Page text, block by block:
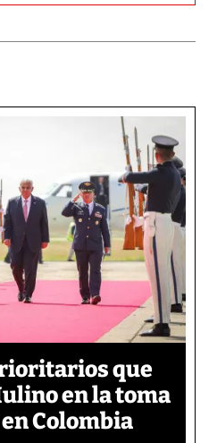
que
en la toma
Colombia